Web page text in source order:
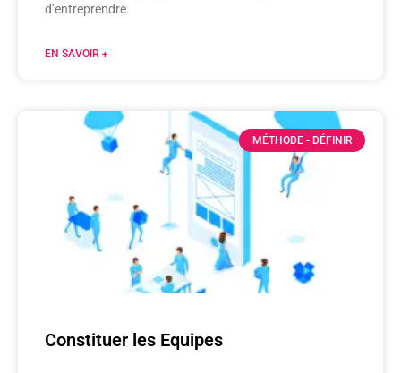
d’entreprendre.
EN SAVOIR +
MÉTHODE - DÉFINIR
Constituer les Equipes